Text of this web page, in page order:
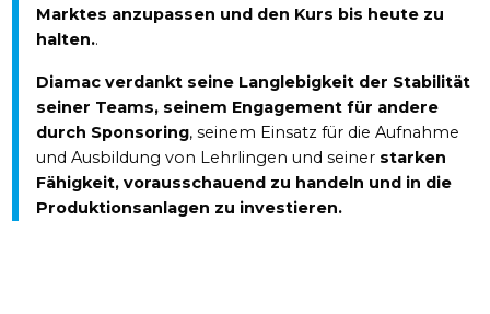
Marktes anzupassen und den Kurs bis heute zu
halten..
Diamac verdankt seine Langlebigkeit der Stabilität
seiner Teams, seinem Engagement für andere
durch Sponsoring, seinem Einsatz für die Aufnahme
und Ausbildung von Lehrlingen und seiner starken
Fähigkeit, vorausschauend zu handeln und in die
Produktionsanlagen zu investieren.